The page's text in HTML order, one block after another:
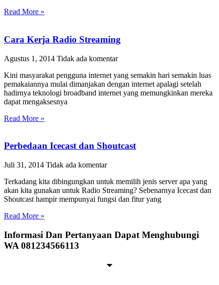
Read More »
Cara Kerja Radio Streaming
Agustus 1, 2014 Tidak ada komentar
Kini masyarakat pengguna internet yang semakin hari semakin luas
pemakaiannya mulai dimanjakan dengan internet apalagi setelah
hadirnya teknologi broadband internet yang memungkinkan mereka
dapat mengaksesnya
Read More »
Perbedaan Icecast dan Shoutcast
Juli 31, 2014 Tidak ada komentar
Terkadang kita dibingungkan untuk memilih jenis server apa yang
akan kita gunakan untuk Radio Streaming? Sebenarnya Icecast dan
Shoutcast hampir mempunyai fungsi dan fitur yang
Read More »
Informasi Dan Pertanyaan Dapat Menghubungi
WA 081234566113